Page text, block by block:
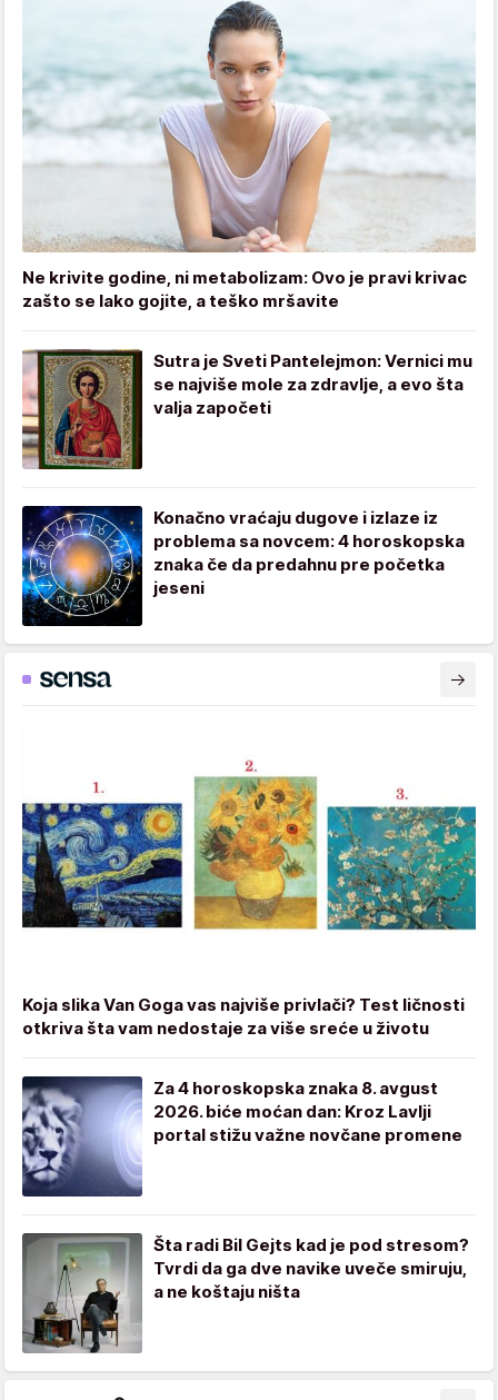
Ne krivite godine, ni metabolizam: Ovo je pravi krivac
zašto se lako gojite, a teško mršavite
Sutra je Sveti Pantelejmon: Vernici mu
se najviše mole za zdravlje, a evo šta
valja započeti
Konačno vraćaju dugove i izlaze iz
problema sa novcem: 4 horoskopska
znaka če da predahnu pre početka
jeseni
Koja slika Van Goga vas najviše privlači? Test ličnosti
otkriva šta vam nedostaje za više sreće u životu
Za 4 horoskopska znaka 8. avgust
2026. biće moćan dan: Kroz Lavlji
portal stižu važne novčane promene
Šta radi Bil Gejts kad je pod stresom?
Tvrdi da ga dve navike uveče smiruju,
a ne koštaju ništa